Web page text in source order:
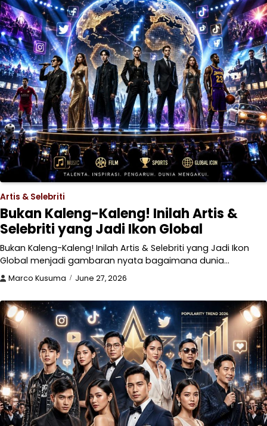
Artis & Selebriti
Bukan Kaleng-Kaleng! Inilah Artis &
Selebriti yang Jadi Ikon Global
Bukan Kaleng-Kaleng! Inilah Artis & Selebriti yang Jadi Ikon
Global menjadi gambaran nyata bagaimana dunia…
Marco Kusuma June 27, 2026